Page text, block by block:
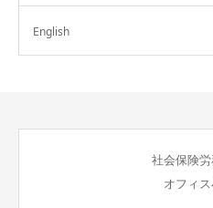
English
社会保険
オフィ